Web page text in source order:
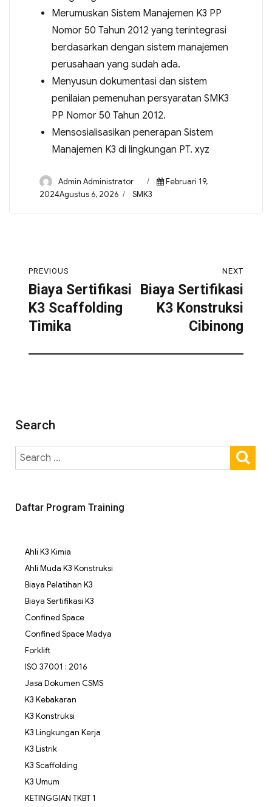
Merumuskan Sistem Manajemen K3 PP
Nomor 50 Tahun 2012 yang terintegrasi
berdasarkan dengan sistem manajemen
perusahaan yang sudah ada.
Menyusun dokumentasi dan sistem
penilaian pemenuhan persyaratan SMK3
PP Nomor 50 Tahun 2012.
Mensosialisasikan penerapan Sistem
Manajemen K3 di lingkungan PT. xyz
Admin Administrator
Februari 19,
2024Agustus 6, 2026
SMK3
PREVIOUS
Biaya Sertifikasi
K3 Scaffolding
Timika
NEXT
Biaya Sertifikasi
K3 Konstruksi
Cibinong
Search
Daftar Program Training
Ahli K3 Kimia
Ahli Muda K3 Konstruksi
Biaya Pelatihan K3
Biaya Sertifikasi K3
Confined Space
Confined Space Madya
Forklift
ISO 37001 : 2016
Jasa Dokumen CSMS
K3 Kebakaran
K3 Konstruksi
K3 Lingkungan Kerja
K3 Listrik
K3 Scaffolding
K3 Umum
KETINGGIAN TKBT 1